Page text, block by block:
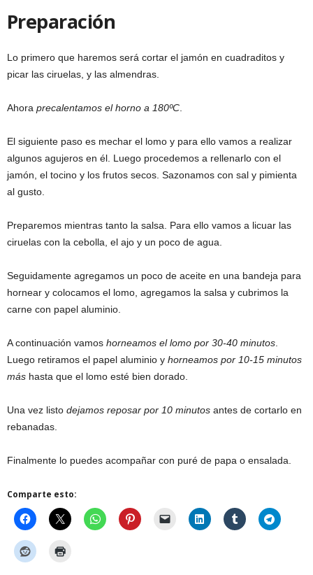
Preparación
Lo primero que haremos será cortar el jamón en cuadraditos y
picar las ciruelas, y las almendras.
Ahora precalentamos el horno a 180ºC.
El siguiente paso es mechar el lomo y para ello vamos a realizar
algunos agujeros en él. Luego procedemos a rellenarlo con el
jamón, el tocino y los frutos secos. Sazonamos con sal y pimienta
al gusto.
Preparemos mientras tanto la salsa. Para ello vamos a licuar las
ciruelas con la cebolla, el ajo y un poco de agua.
Seguidamente agregamos un poco de aceite en una bandeja para
hornear y colocamos el lomo, agregamos la salsa y cubrimos la
carne con papel aluminio.
A continuación vamos horneamos el lomo por 30-40 minutos.
Luego retiramos el papel aluminio y horneamos por 10-15 minutos
más hasta que el lomo esté bien dorado.
Una vez listo dejamos reposar por 10 minutos antes de cortarlo en
rebanadas.
Finalmente lo puedes acompañar con puré de papa o ensalada.
Comparte esto: